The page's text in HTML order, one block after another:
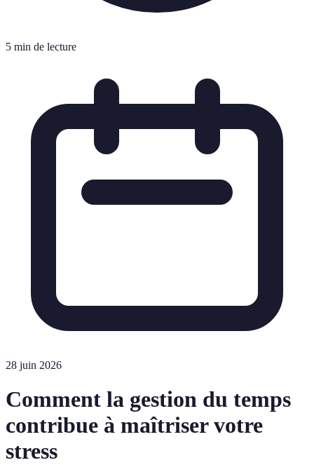
5 min de lecture
28 juin 2026
Comment la gestion du temps
contribue à maîtriser votre
stress